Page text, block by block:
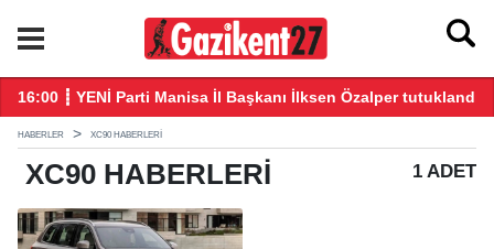
16:00 ┋ YENİ Parti Manisa İl Başkanı İlksen Özalper tutuklandı
HABERLER XC90 HABERLERI
XC90 HABERLERI 1 ADET